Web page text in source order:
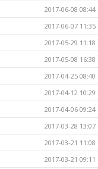
2017-06-08 08:44
2017-06-07 11:35
2017-05-29 11:18
2017-05-08 16:38
2017-04-25 08:40
2017-04-12 10:29
2017-04-06 09:24
2017-03-28 13:07
2017-03-21 11:08
2017-03-21 09:11